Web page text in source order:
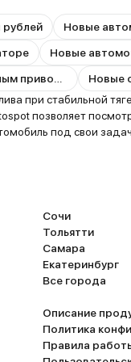
рублей
Новые
Новые
Новые
при стабильной
позволяет
под свои
Сочи
Тольятти
Самара
Екатеринбург
Все города
Описание
Политика
Правила